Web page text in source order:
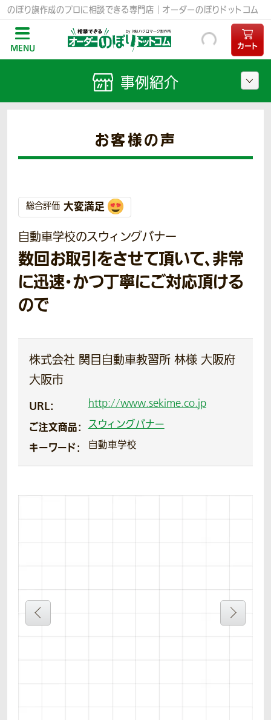
のぼり旗作成のプロに相談できる専門店｜オーダーのぼりドットコム
MENU カート
お客様の声
総合評価 大変満足
自動車学校のスウィングバナー
数回お取引をさせて頂いて、非常
に迅速・かつ丁寧にご対応頂ける
ので
株式会社 関目自動車教習所 林様 大阪府
大阪市
URL： http://www.sekime.co.jp
ご注文商品： スウィングバナー
キーワード： 自動車学校
事例紹介